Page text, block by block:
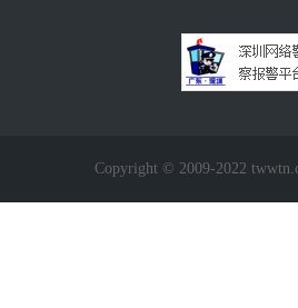
Copyright © 2009-2022